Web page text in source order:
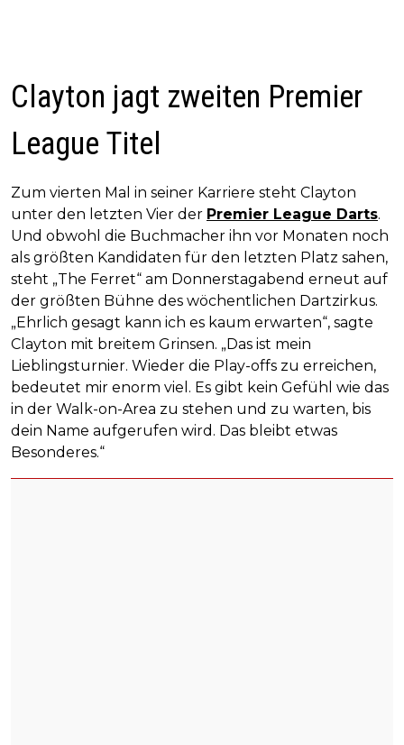
Clayton jagt zweiten Premier
League Titel
Zum vierten Mal in seiner Karriere steht Clayton
unter den letzten Vier der Premier League Darts.
Und obwohl die Buchmacher ihn vor Monaten noch
als größten Kandidaten für den letzten Platz sahen,
steht „The Ferret“ am Donnerstagabend erneut auf
der größten Bühne des wöchentlichen Dartzirkus.
„Ehrlich gesagt kann ich es kaum erwarten“, sagte
Clayton mit breitem Grinsen. „Das ist mein
Lieblingsturnier. Wieder die Play-offs zu erreichen,
bedeutet mir enorm viel. Es gibt kein Gefühl wie das
in der Walk-on-Area zu stehen und zu warten, bis
dein Name aufgerufen wird. Das bleibt etwas
Besonderes.“